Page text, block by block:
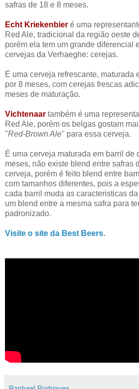
safras de 18 e 8 meses.
Echt Kriekenbier é uma
Red Ale, tradicional da região oeste
porém ela tem um grande diferencial
cervejas da Verhaeghe: cerejas.
É uma cerveja refrescante, maturada
por 8 meses, com cerejas frescas
meses de maturação.
Vichtenaar também é uma
Red Ale, porém os belgas gostam
"Red-Brown Ale" para essa cerveja.
É uma cerveja maturada em barril de
meses, não existe blend entre safras
cerveja, porém é feito blend entre
com tamanhos diferentes, pois a
cada barril muda as caracteristicas
um blend entre a mesma safra para
padronizado.
Visite o site da Best Beers.